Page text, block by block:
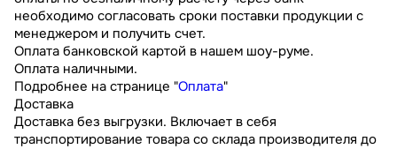
необходимо согласовать сроки поставки продукции с
менеджером и получить счет.
Оплата банковской картой в нашем шоу-руме.
Оплата наличными.
Подробнее на странице "Оплата"
Доставка
Доставка без выгрузки. Включает в себя
транспортирование товара со склада производителя до